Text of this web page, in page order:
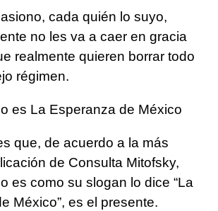
cada quién lo suyo,
no les va a caer en gracia
realmente quieren borrar todo
régimen.
es La Esperanza de México
que, de acuerdo a la más
de Consulta Mitofsky,
es como su slogan lo dice “La
México”, es el presente.